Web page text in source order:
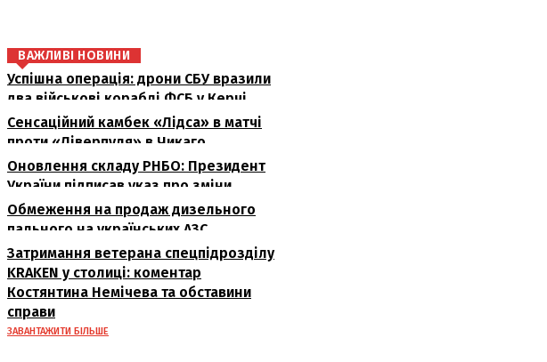
ВАЖЛИВІ НОВИНИ
Успішна операція: дрони СБУ вразили
два військові кораблі ФСБ у Керчі
Сенсаційний камбек «Лідса» в матчі
проти «Ліверпуля» в Чикаго
Оновлення складу РНБО: Президент
України підписав указ про зміни
Обмеження на продаж дизельного
пального на українських АЗС
Затримання ветерана спецпідрозділу
KRAKEN у столиці: коментар
Костянтина Немічева та обставини
справи
ЗАВАНТАЖИТИ БІЛЬШЕ